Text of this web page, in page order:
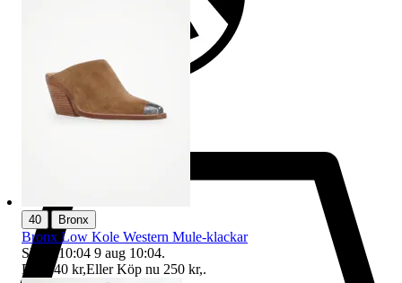
40 Bronx
Bronx Low Kole Western Mule-klackar
Sluttid10:04 9 aug 10:04.
Pris:
240 kr,Eller Köp nu 250 kr,.